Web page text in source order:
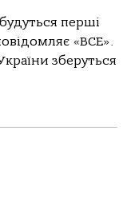
перші
«ВСЕ».
зберуться